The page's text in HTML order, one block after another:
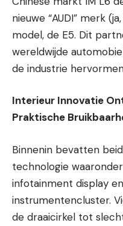
nieuwe “AUDI” merk
model, de E5. Dit
wereldwijde
de industrie
Interieur Innovatie
Praktische
Binnenin bevatten
technologie
infotainment display
instrumentencluster.
de draaicirkel tot